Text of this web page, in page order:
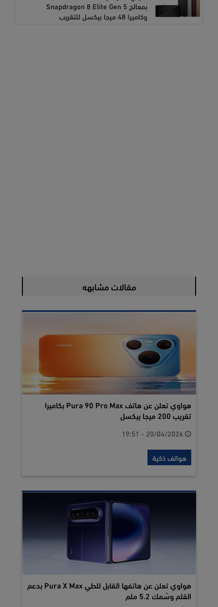
بمعالج Snapdragon 8 Elite Gen 5
وكاميرا 48 ميجا بيكسل للتقريب
مقالات مشابهه
هواوي تعلن عن هاتف Pura 90 Pro Max بكاميرا
تقريب 200 ميجا بيكسل
هواتف ذكية
هواوي تعلن عن هاتفها القابل للطي Pura X Max بدعم
القلم وسُمك 5.2 ملم